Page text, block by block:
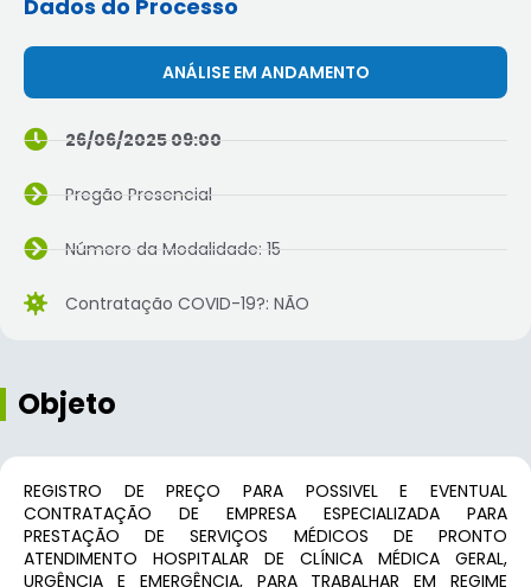
Dados do Processo
ANÁLISE EM ANDAMENTO
26/06/2025 09:00
Pregão Presencial
Número da Modalidade: 15
Contratação COVID-19?: NÃO
Objeto
REGISTRO DE PREÇO PARA POSSIVEL E EVENTUAL
CONTRATAÇÃO DE EMPRESA ESPECIALIZADA PARA
PRESTAÇÃO DE SERVIÇOS MÉDICOS DE PRONTO
ATENDIMENTO HOSPITALAR DE CLÍNICA MÉDICA GERAL,
URGÊNCIA E EMERGÊNCIA, PARA TRABALHAR EM REGIME